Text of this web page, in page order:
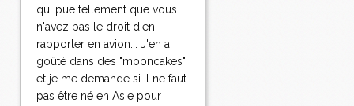
qui pue tellement que vous
n'avez pas le droit d'en
rapporter en avion... J'en ai
goûté dans des "mooncakes"
et je me demande si il ne faut
pas être né en Asie pour